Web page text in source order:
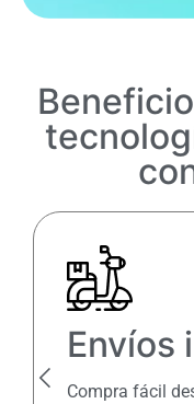
Envíos
Compra fácil